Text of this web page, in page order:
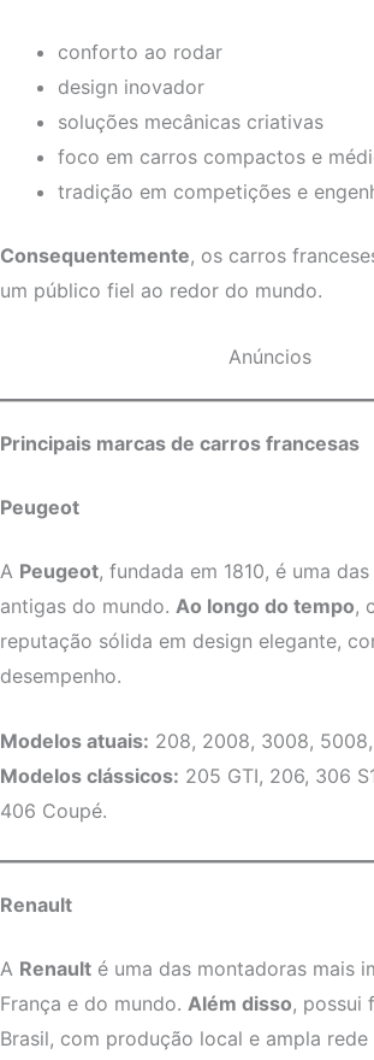
conforto ao rodar
design inovador
soluções mecânicas criativas
foco em carros compactos e
tradição em competições e
Consequentemente, os carros
um público fiel ao redor do mundo.
Anúncios
Principais marcas de carros francesas
Peugeot
A Peugeot, fundada em 1810, é uma
antigas do mundo. Ao longo do tempo,
reputação sólida em design elegante,
desempenho.
Modelos atuais: 208, 2008, 3008,
Modelos clássicos: 205 GTI, 206, 306
406 Coupé.
Renault
A Renault é uma das montadoras mais
França e do mundo. Além disso, possui
Brasil, com produção local e ampla rede